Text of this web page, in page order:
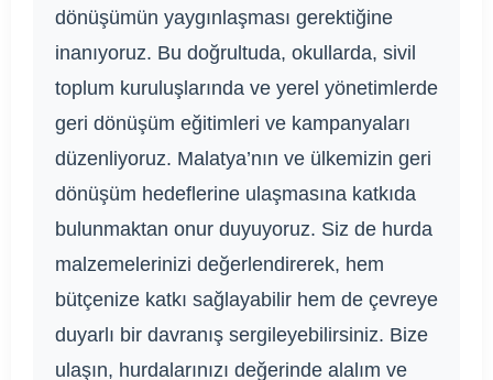
dönüşümün yaygınlaşması gerektiğine
inanıyoruz. Bu doğrultuda, okullarda, sivil
toplum kuruluşlarında ve yerel yönetimlerde
geri dönüşüm eğitimleri ve kampanyaları
düzenliyoruz. Malatya’nın ve ülkemizin geri
dönüşüm hedeflerine ulaşmasına katkıda
bulunmaktan onur duyuyoruz. Siz de hurda
malzemelerinizi değerlendirerek, hem
bütçenize katkı sağlayabilir hem de çevreye
duyarlı bir davranış sergileyebilirsiniz. Bize
ulaşın, hurdalarınızı değerinde alalım ve